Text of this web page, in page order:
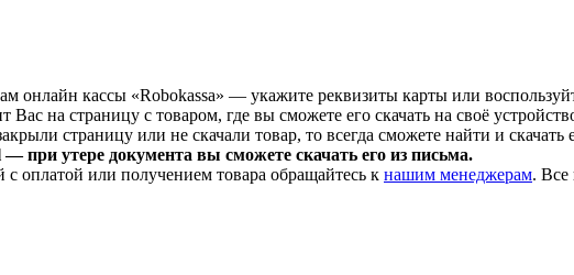
онлайн кассы «Robokassa» — укажите реквизиты карты или
Вас на страницу с товаром, где вы сможете его скачать на своё
страницу или не скачали товар, то всегда сможете найти и скачать
при утере документа вы сможете скачать его из письма.
оплатой или получением товара обращайтесь к нашим менеджерам. Все